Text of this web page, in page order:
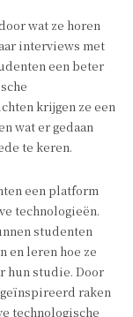
wat ze horen
interviews met
een beter
krijgen ze een
wat er gedaan
te keren.
een platform
technologieën.
studenten
en leren hoe ze
hun studie. Door
raken
technologische